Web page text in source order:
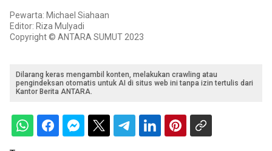
Pewarta: Michael Siahaan
Editor: Riza Mulyadi
Copyright © ANTARA SUMUT 2023
Dilarang keras mengambil konten, melakukan crawling atau
pengindeksan otomatis untuk AI di situs web ini tanpa izin tertulis dari
Kantor Berita ANTARA.